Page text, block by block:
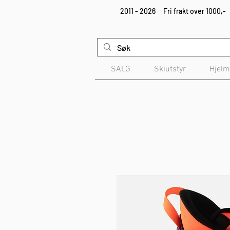
2011 - 2026 Fri frakt over 1000,-
SALG Skiutstyr